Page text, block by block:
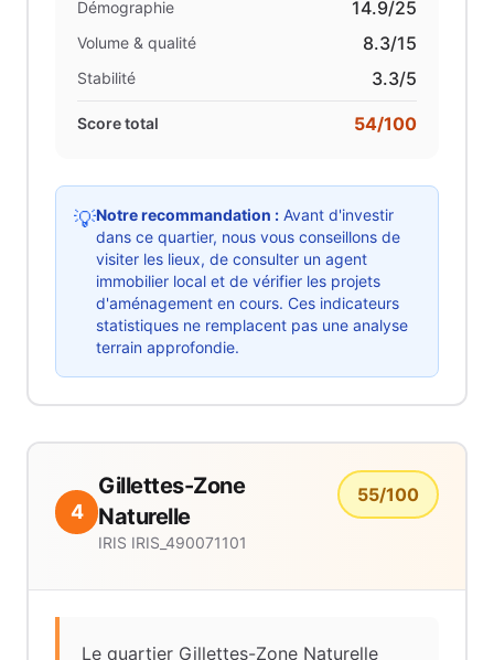
Démographie 14.9/25
Volume & qualité 8.3/15
Stabilité 3.3/5
Score total 54/100
💡Notre recommandation : Avant d'investir
dans ce quartier, nous vous conseillons de
visiter les lieux, de consulter un agent
immobilier local et de vérifier les projets
d'aménagement en cours. Ces indicateurs
statistiques ne remplacent pas une analyse
terrain approfondie.
4
Gillettes-Zone
Naturelle
IRIS IRIS_490071101
55/100
Le quartier Gillettes-Zone Naturelle